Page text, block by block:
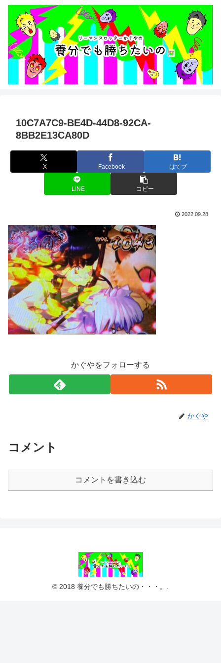
10C7A7C9-BE4D-44D8-92CA-
8BB2E13CA80D
X Facebook はてブ
LINE コピー
2022.09.28
かぐやをフォローする
かぐや
コメント
コメントを書き込む
© 2018 養分でも勝ちたいの・・・。.